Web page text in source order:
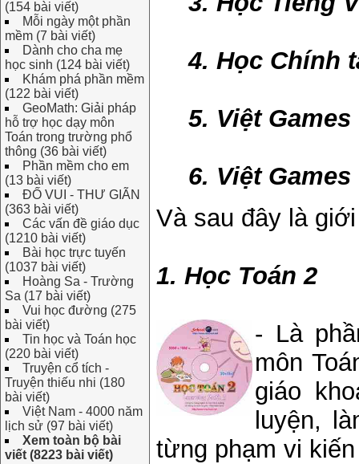
(154 bài viết)
Mỗi ngày một phần
mềm (7 bài viết)
Dành cho cha mẹ
học sinh (124 bài viết)
Khám phá phần mềm
(122 bài viết)
GeoMath: Giải pháp
hỗ trợ học dạy môn
Toán trong trường phổ
thông (36 bài viết)
Phần mềm cho em
(13 bài viết)
ĐỐ VUI - THƯ GIÃN
(363 bài viết)
Các vấn đề giáo dục
(1210 bài viết)
Bài học trực tuyến
(1037 bài viết)
Hoàng Sa - Trường
Sa (17 bài viết)
Vui học đường (275
bài viết)
Tin học và Toán học
(220 bài viết)
Truyện cổ tích -
Truyện thiếu nhi (180
bài viết)
Việt Nam - 4000 năm
lịch sử (97 bài viết)
Xem toàn bộ bài
viết (8223 bài viết)
4. Học Chính
5. Việt Games
6. Việt Games
Và sau đây là
1. Học Toán 2
- Là
môn
giáo
luyện,
từng phạm vi